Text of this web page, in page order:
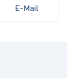
E-Mail